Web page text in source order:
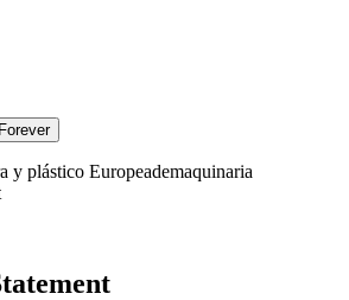
y plástico Europeademaquinaria